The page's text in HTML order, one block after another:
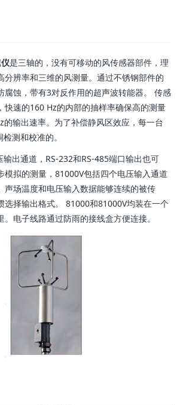
是三轴的，没有可移动的风传感器部件，理
分辨率和三维的风测量。通过不锈钢部件的
腐蚀，带有3对反作用的超声波转能器。 传感
快速的160 Hz的内部的抽样率确保高的测量
的输出速率。为了补偿静风区效应，每一台
测和校准的。
通道，RS-232和RS-485端口输出也可
模拟的测量，81000V包括四个电压输入通道
声场温度和电压输入数据能够连续的被传
选择输出格式。 81000和81000V均装在一个
电子线路通过防雨的接线盒方便连接。